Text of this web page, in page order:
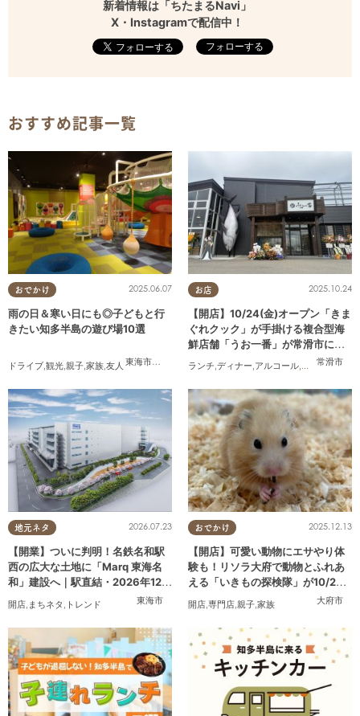
新着情報は「ちたまるNavi」
X・Instagramで配信中！
フォローする
おすすめ記事一覧
おでかけ
東海市大府市 知多市, 東浦町, 半田市, 常滑市 美浜町
2025.06.07
雨の日＆寒い日にも◎子どもと行
きたい知多半島の遊び場10選
ドライブ,観光,親子,家族,友人
お店
常滑市
2025.10.24
【開店】10/24(金)オープン「きま
ぐれクック」が手掛ける複合型海
鮮店舗「うお一番」が常滑市に誕
ランチ,ディナー,アルコール,開店,まちネタ
地元ネタ
東海市
2026.07.23
【開業】ついに判明！名鉄名和駅
西の広大な土地に「Marq 東海名
和」建設へ｜駅直結・2026年12月
着工予定
開店, まちネタ , トレンド
おでかけ
大府市
2025.12.13
【開店】可愛い動物にエサやり体
験も！リソラ大府で動物とふれあ
える「いきもの探検隊」が10/24
(金)オープン
開店,専門店,親子,家族